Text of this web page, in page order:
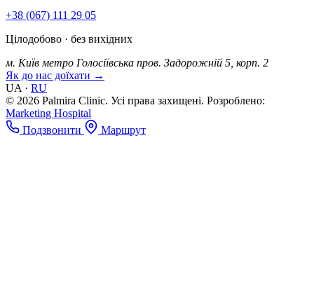
+38 (067) 111 29 05
Цілодобово · без вихідних
м. Київ метро Голосіївська пров. Задорожній 5, корп. 2
Як до нас доїхати →
UA · RU
© 2026 Palmira Clinic. Усі права захищені. Розроблено:
Marketing Hospital
Подзвонити
Маршрут